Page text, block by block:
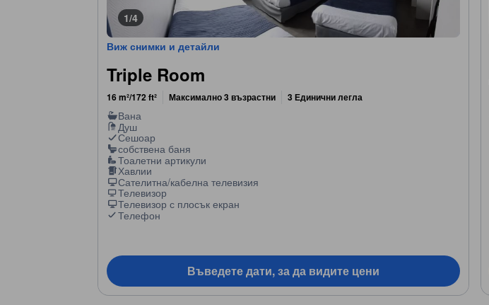
1/4
Виж снимки и детайли
Triple Room
16 m²/172 ft² Максимално 3 възрастни 3 Единични легла
Вана
Душ
Сешоар
собствена баня
Тоалетни артикули
Хавлии
Сателитна/кабелна телевизия
Телевизор
Телевизор с плосък екран
Телефон
Въведете дати, за да видите цени